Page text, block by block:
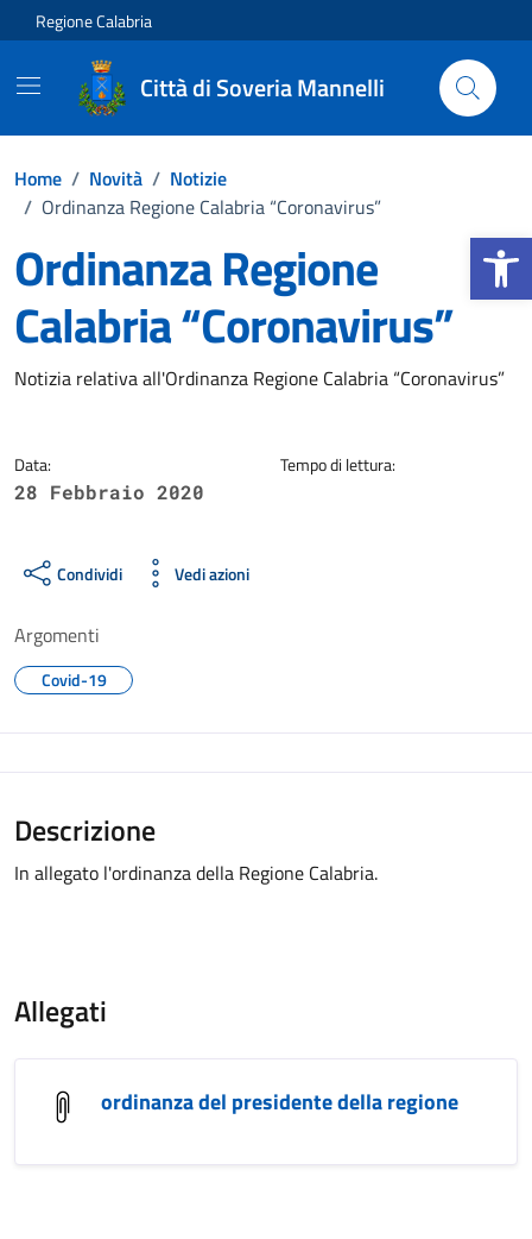
Apri la
Vai ai contenuti
Vai al footer
Regione Calabria
Città di Soveria Mannelli
Home / Novità / Notizie
/ Ordinanza Regione Calabria “Coronavirus”
Ordinanza Regione
Calabria “Coronavirus”
Dettagli della notizia
Notizia relativa all'Ordinanza Regione Calabria “Coronavirus”
Data:
28 Febbraio 2020
Tempo di lettura:
Condividi Vedi azioni
Argomenti
Covid-19
Descrizione
In allegato l'ordinanza della Regione Calabria.
Allegati
ordinanza del presidente della regione